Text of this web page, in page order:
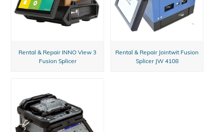
Rental & Repair INNO View 3
Fusion Splicer
Rental & Repair Jointwit Fusion
Splicer JW 4108